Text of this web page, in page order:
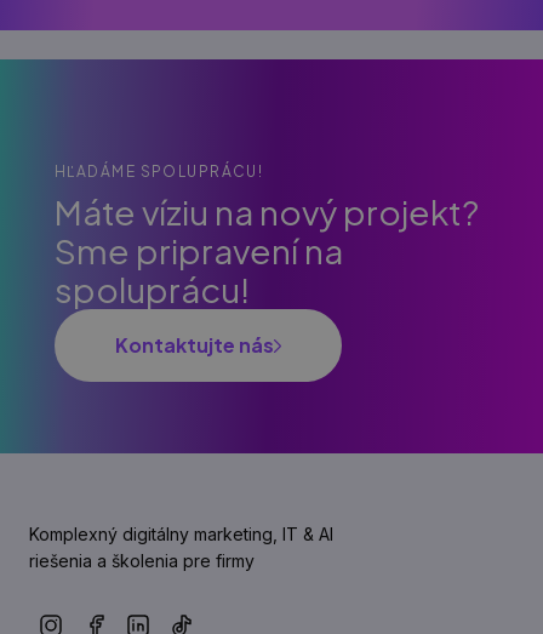
HĽADÁME SPOLUPRÁCU!
Máte víziu na nový projekt?
Sme pripravení na
spoluprácu!
Kontaktujte nás
Komplexný digitálny marketing, IT & AI
riešenia a školenia pre firmy